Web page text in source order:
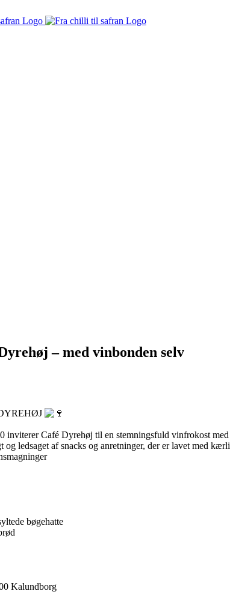
– med vinbonden selv
inviterer Café Dyrehøj til en stemningsfuld vinfrokost
ledsaget af snacks og anretninger, der er lavet med
bøgehatte
Kalundborg